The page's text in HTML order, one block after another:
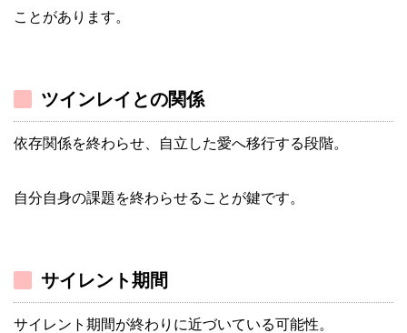
ことがあります。
ツインレイとの関係
依存関係を終わらせ、自立した愛へ移行する段階。
自分自身の課題を終わらせることが鍵です。
サイレント期間
サイレント期間が終わりに近づいている可能性。